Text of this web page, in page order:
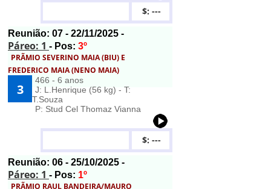
$: ---
Reunião: 07 - 22/11/2025 -
Páreo: 1 - Pos: 3º
PRÃMIO SEVERINO MAIA (BIU) E
FREDERICO MAIA (NENO MAIA)
3
466 - 6 anos
J: L.Henrique (56 kg) - T:
T.Souza
P: Stud Cel Thomaz Vianna
$: ---
Reunião: 06 - 25/10/2025 -
Páreo: 1 - Pos: 1º
PRÃMIO RAUL BANDEIRA/MAURO